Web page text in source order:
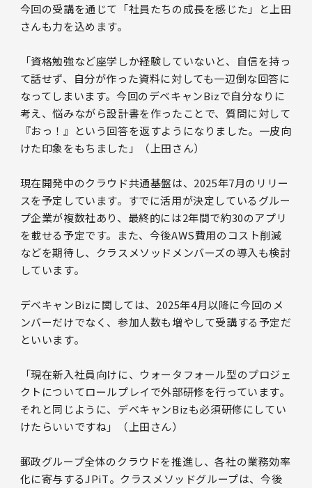
今回の受講を通じて「社員たちの成長を感じた」と上田
さんも力を込めます。
「資格勉強など座学しか経験していないと、自信を持っ
て話せず、自分が作った資料に対しても一辺倒な回答に
なってしまいます。今回のデベキャンBizで自分なりに
考え、悩みながら設計書を作ったことで、質問に対して
『おっ！』という回答を返すようになりました。一皮向
けた印象をもちました」（上田さん）
現在開発中のクラウド共通基盤は、2025年7月のリリー
スを予定しています。すでに活用が決定しているグルー
プ企業が複数社あり、最終的には2年間で約30のアプリ
を載せる予定です。また、今後AWS費用のコスト削減
などを期待し、クラスメソッドメンバーズの導入も検討
しています。
デベキャンBizに関しては、2025年4月以降に今回のメ
ンバーだけでなく、参加人数も増やして受講する予定だ
といいます。
「現在新入社員向けに、ウォータフォール型のプロジェ
クトについてロールプレイで外部研修を行っています。
それと同じように、デベキャンBizも必須研修にしてい
けたらいいですね」（上田さん）
郵政グループ全体のクラウドを推進し、各社の業務効率
化に寄与するJPiT。クラスメソッドグループは、今後